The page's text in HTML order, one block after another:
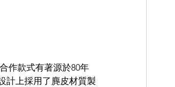
作款式有著源於80年
計上採用了麂皮材質製